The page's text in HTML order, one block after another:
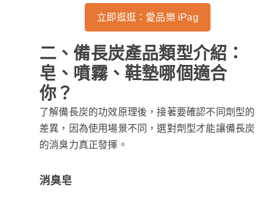
立即逛逛：愛品樂 iPag
二、備長炭產品類型介紹：
皂、噴霧、鞋墊哪個適合
你？
了解備長炭的功效原理後，接著要確認不同劑型的
差異，因為使用場景不同，選對劑型才能讓備長炭
的消臭力真正發揮。
消臭皂